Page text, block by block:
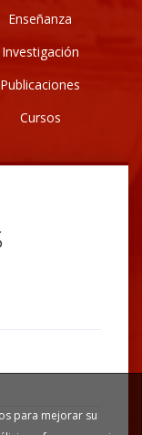
Enseñanza
Investigación
Publicaciones
Cursos
para mejorar su